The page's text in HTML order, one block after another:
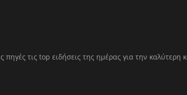
τις top ειδήσεις της ημέρας για την